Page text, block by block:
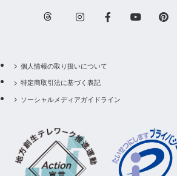
個人情報の取り扱いについて
特定商取引法に基づく表記
ソーシャルメディアガイドライン